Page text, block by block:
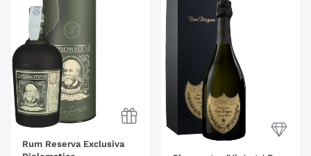
Rum Reserva Exclusiva